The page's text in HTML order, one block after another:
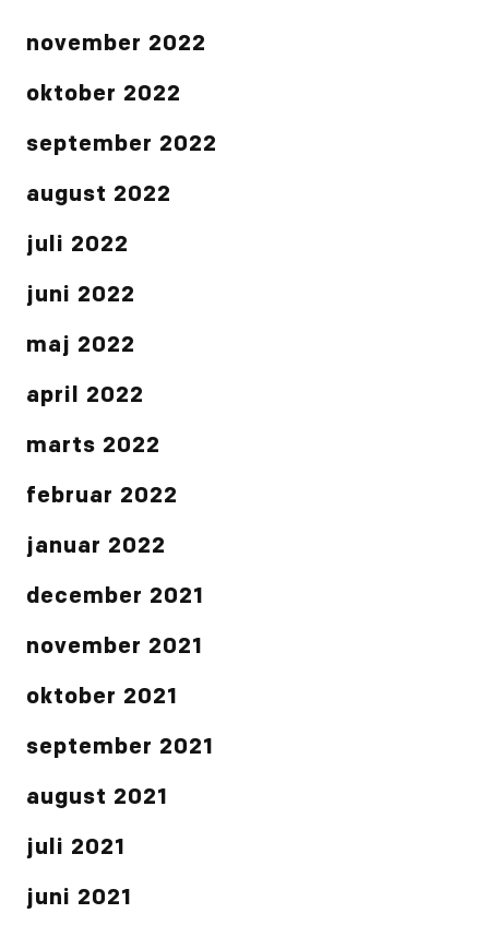
november 2022
oktober 2022
september 2022
august 2022
juli 2022
juni 2022
maj 2022
april 2022
marts 2022
februar 2022
januar 2022
december 2021
november 2021
oktober 2021
september 2021
august 2021
juli 2021
juni 2021